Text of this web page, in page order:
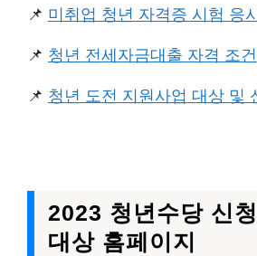
📌 미취업 청년 자격증 시험 응
📌 청년 전세자금대출 자격 조건
📌 청년 도전 지원사업 대상 및
2023 청년수당 신
대상 홈페이지